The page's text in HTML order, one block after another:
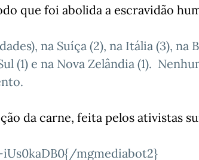
que foi abolida a escravidão
na Suíça (2), na Itália (3), na
(1) e na Nova Zelândia (1).
da carne, feita pelos ativistas
mgmediabot2}